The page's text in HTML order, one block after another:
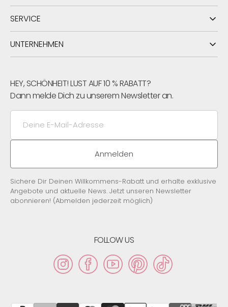
SERVICE
UNTERNEHMEN
HEY, SCHÖNHEIT! LUST AUF 10 % RABATT?
Dann melde Dich zu unserem Newsletter an.
Deine
Mail-
Anmelden
Sichere Dir Deinen Willkommens-Rabatt und erhalte exklusive
Angebote und aktuelle News. Jetzt unseren Newsletter
abonnieren! (Abmelden jederzeit möglich)
FOLLOW US
InstagramFacebookYouTubePinterestTikTok